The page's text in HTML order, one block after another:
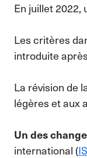
En juillet 2022,
Les critères
introduite
La révision de
légères et aux
Un des
international (